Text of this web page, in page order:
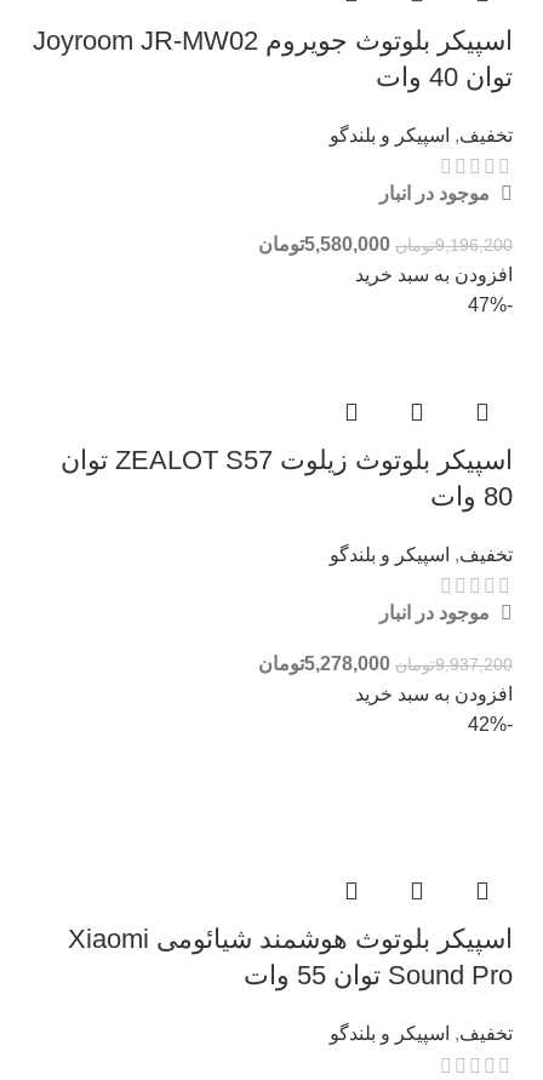
اسپیکر بلوتوث جویروم Joyroom JR-MW02
توان 40 وات
تخفیف, اسپیکر و بلندگو
موجود در انبار
9,196,200تومان 5,580,000تومان
افزودن به سبد خرید
-47%
اسپیکر بلوتوث زیلوت ZEALOT S57 توان
80 وات
تخفیف, اسپیکر و بلندگو
موجود در انبار
9,937,200تومان 5,278,000تومان
افزودن به سبد خرید
-42%
اسپیکر بلوتوث هوشمند شیائومی Xiaomi
Sound Pro توان 55 وات
تخفیف, اسپیکر و بلندگو